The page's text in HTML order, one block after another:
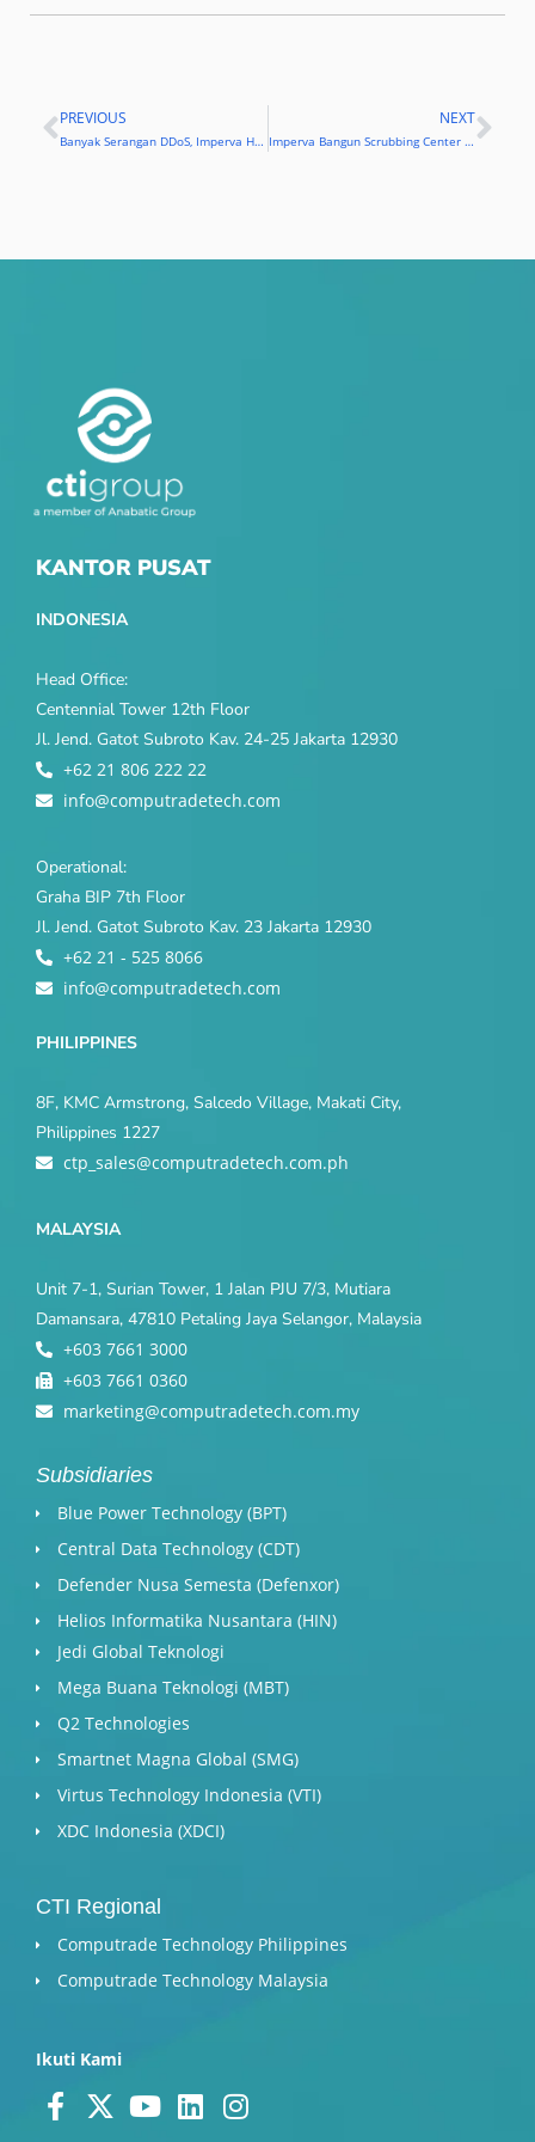
Prev
PREVIOUS
Banyak Serangan DDoS, Imperva Hadirkan Scrubbing Center di Indonesia
NEXT
Imperva Bangun Scrubbing Center Lindungi Perusahaan dari Ancaman DDoS
KANTOR PUSAT
INDONESIA
Head Office:
Centennial Tower 12th Floor
Jl. Jend. Gatot Subroto Kav. 24-25 Jakarta 12930
+62 21 806 222 22
info@computradetech.com
Operational:
Graha BIP 7th Floor
Jl. Jend. Gatot Subroto Kav. 23 Jakarta 12930
+62 21 - 525 8066
info@computradetech.com
PHILIPPINES
8F, KMC Armstrong, Salcedo Village, Makati City,
Philippines 1227
ctp_sales@computradetech.com.ph
MALAYSIA
Unit 7-1, Surian Tower, 1 Jalan PJU 7/3, Mutiara
Damansara, 47810 Petaling Jaya Selangor, Malaysia
+603 7661 3000
+603 7661 0360
marketing@computradetech.com.my
Subsidiaries
Blue Power Technology (BPT)​
Central Data Technology (CDT)
Defender Nusa Semesta (Defenxor)
Helios Informatika Nusantara (HIN)
Jedi Global Teknologi
Mega Buana Teknologi (MBT)
Q2 Technologies
Smartnet Magna Global (SMG)
Virtus Technology Indonesia (VTI)
XDC Indonesia (XDCI)
CTI Regional
Computrade Technology Philippines
Computrade Technology Malaysia
Ikuti Kami
F
a
X Y L
i
I
n